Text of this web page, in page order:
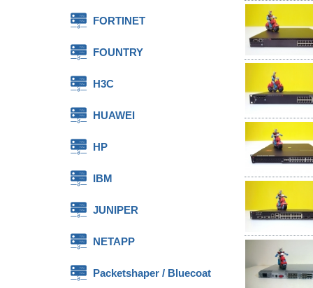
FORTINET
FOUNTRY
H3C
HUAWEI
HP
IBM
JUNIPER
NETAPP
Packetshaper / Bluecoat